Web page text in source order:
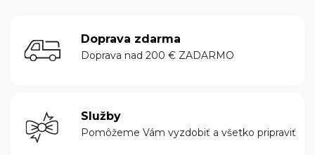
Doprava zdarma
Doprava nad 200 € ZADARMO
Služby
Pomôžeme Vám vyzdobiť a všetko pripraviť